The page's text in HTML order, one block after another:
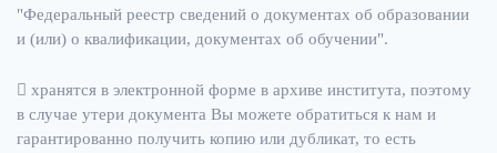
"Федеральный реестр сведений о документах об образовании
и (или) о квалификации, документах об обучении".
хранятся в электронной форме в архиве института, поэтому
в случае утери документа Вы можете обратиться к нам и
гарантированно получить копию или дубликат, то есть